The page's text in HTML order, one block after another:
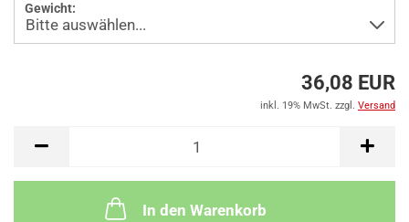
Gewicht:
36,08 EUR
inkl. 19% MwSt. zzgl. Versand
In den Warenkorb